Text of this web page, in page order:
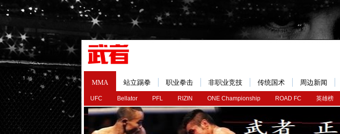
MMA
UFC Bellator PFL RIZIN ONE Championship ROAD FC 英雄榜
站立踢拳 职业拳击 非职业竞技 传统国术 周边新闻